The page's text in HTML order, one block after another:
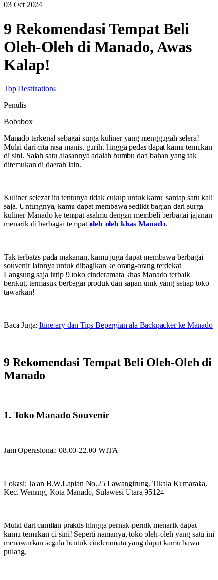
03 Oct 2024
9 Rekomendasi Tempat Beli
Oleh-Oleh di Manado, Awas
Kalap!
Top Destinations
Penulis
Bobobox
Manado terkenal sebagai surga kuliner yang menggugah selera!
Mulai dari cita rasa manis, gurih, hingga pedas dapat kamu temukan
di sini. Salah satu alasannya adalah bumbu dan bahan yang tak
ditemukan di daerah lain.
Kuliner selezat itu tentunya tidak cukup untuk kamu santap satu kali
saja. Untungnya, kamu dapat membawa sedikit bagian dari surga
kuliner Manado ke tempat asalmu dengan membeli berbagai jajanan
menarik di berbagai tempat oleh-oleh khas Manado.
Tak terbatas pada makanan, kamu juga dapat membawa berbagai
souvenir lainnya untuk dibagikan ke orang-orang terdekat.
Langsung saja intip 9 toko cinderamata khas Manado terbaik
berikut, termasuk berbagai produk dan sajian unik yang setiap toko
tawarkan!
Baca Juga: Itinerary dan Tips Bepergian ala Backpacker ke Manado
9 Rekomendasi Tempat Beli Oleh-Oleh di
Manado
1. Toko Manado Souvenir
Jam Operasional: 08.00-22.00 WITA
Lokasi: Jalan B.W.Lapian No.25 Lawangirung, Tikala Kumaraka,
Kec. Wenang, Kota Manado, Sulawesi Utara 95124
Mulai dari camilan praktis hingga pernak-pernik menarik dapat
kamu temukan di sini! Seperti namanya, toko oleh-oleh yang satu ini
menawarkan segala bentuk cinderamata yang dapat kamu bawa
pulang.